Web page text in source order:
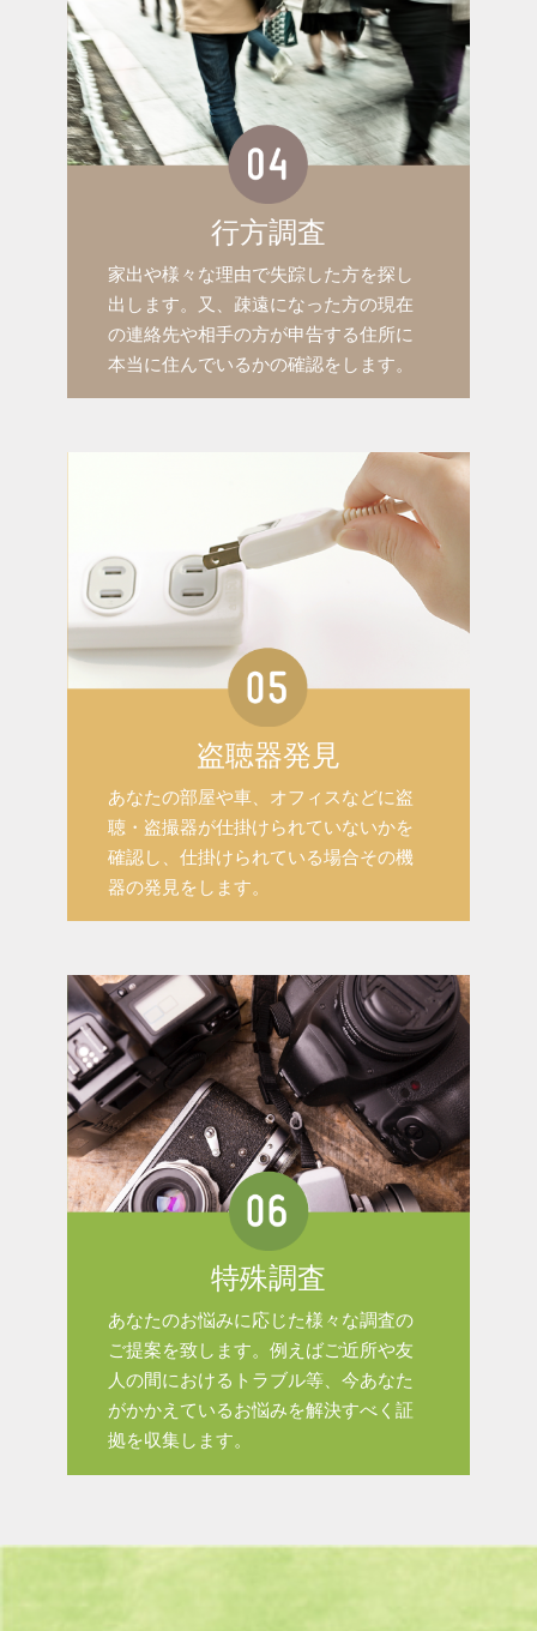
行方調査
家出や様々な理由で失踪した方を探し
出します。又、疎遠になった方の現在
の連絡先や相手の方が申告する住所に
本当に住んでいるかの確認をします。
盗聴器発見
あなたの部屋や車、オフィスなどに盗
聴・盗撮器が仕掛けられていないかを
確認し、仕掛けられている場合その機
器の発見をします。
特殊調査
あなたのお悩みに応じた様々な調査の
ご提案を致します。例えばご近所や友
人の間におけるトラブル等、今あなた
がかかえているお悩みを解決すべく証
拠を収集します。